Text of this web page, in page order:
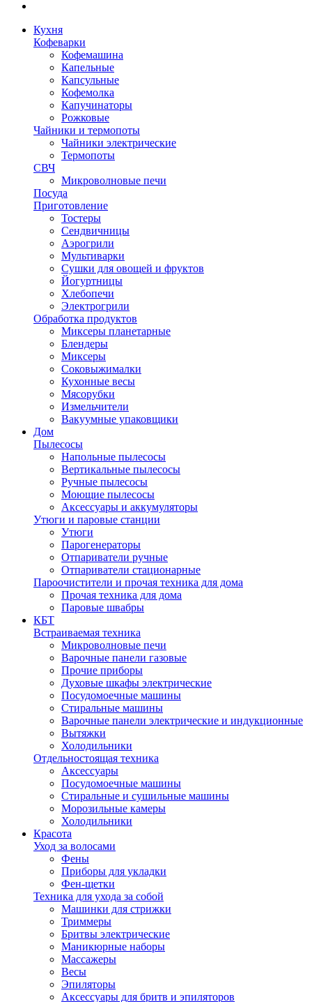
Кухня
Кофеварки
Кофемашина
Капельные
Капсульные
Кофемолка
Капучинаторы
Рожковые
Чайники и термопоты
Чайники электрические
Термопоты
СВЧ
Микроволновые печи
Посуда
Приготовление
Тостеры
Сендвичницы
Аэрогрили
Мультиварки
Сушки для овощей и фруктов
Йогуртницы
Хлебопечи
Электрогрили
Обработка продуктов
Миксеры планетарные
Блендеры
Миксеры
Соковыжималки
Кухонные весы
Мясорубки
Измельчители
Вакуумные упаковщики
Дом
Пылесосы
Напольные пылесосы
Вертикальные пылесосы
Ручные пылесосы
Моющие пылесосы
Аксессуары и аккумуляторы
Утюги и паровые станции
Утюги
Парогенераторы
Отпариватели ручные
Отпариватели стационарные
Пароочистители и прочая техника для дома
Прочая техника для дома
Паровые швабры
КБТ
Встраиваемая техника
Микроволновые печи
Варочные панели газовые
Прочие приборы
Духовые шкафы электрические
Посудомоечные машины
Стиральные машины
Варочные панели электрические и индукционные
Вытяжки
Холодильники
Отдельностоящая техника
Аксессуары
Посудомоечные машины
Стиральные и сушильные машины
Морозильные камеры
Холодильники
Красота
Уход за волосами
Фены
Приборы для укладки
Фен-щетки
Техника для ухода за собой
Машинки для стрижки
Триммеры
Бритвы электрические
Маникюрные наборы
Массажеры
Весы
Эпиляторы
Аксессуары для бритв и эпиляторов